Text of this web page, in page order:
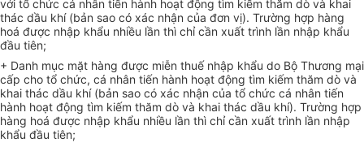
với tổ chức cá nhân tiến hành hoạt động tìm kiếm thăm dò và khai
thác dầu khí (bản sao có xác nhận của đơn vị). Trường hợp hàng
hoá được nhập khẩu nhiều lần thì chỉ cần xuất trình lần nhập khẩu
đầu tiên;
+ Danh mục mặt hàng được miễn thuế nhập khẩu do Bộ Thương mại
cấp cho tổ chức, cá nhân tiến hành hoạt động tìm kiếm thăm dò và
khai thác dầu khí (bản sao có xác nhận của tổ chức cá nhân tiến
hành hoạt động tìm kiếm thăm dò và khai thác dầu khí). Trường hợp
hàng hoá được nhập khẩu nhiều lần thì chỉ cần xuất trình lần nhập
khẩu đầu tiên;